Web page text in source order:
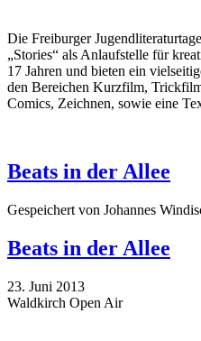
Die Freiburger
„Stories“ als Anlaufstelle für
17 Jahren und bieten ein
den Bereichen Kurzfilm,
Comics, Zeichnen, sowie eine
Beats in der Allee
Gespeichert von Johannes
Beats in der Allee
23. Juni 2013
Waldkirch Open Air